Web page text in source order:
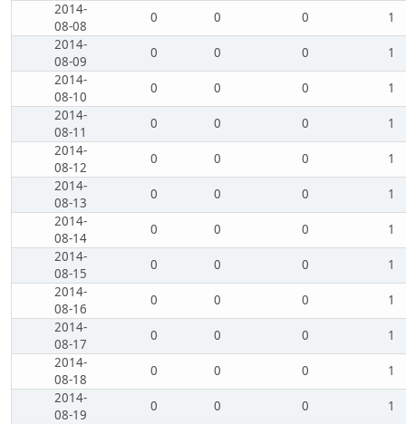
2014-
08-08
0 0 0
1
2014-
08-09
0 0 0
1
2014-
08-10
0 0 0
1
2014-
08-11
0 0 0
1
2014-
08-12
0 0 0
1
2014-
08-13
0 0 0
1
2014-
08-14
0 0 0
1
2014-
08-15
0 0 0
1
2014-
08-16
0 0 0
1
2014-
08-17
0 0 0
1
2014-
08-18
0 0 0
1
2014-
08-19
0 0 0
1